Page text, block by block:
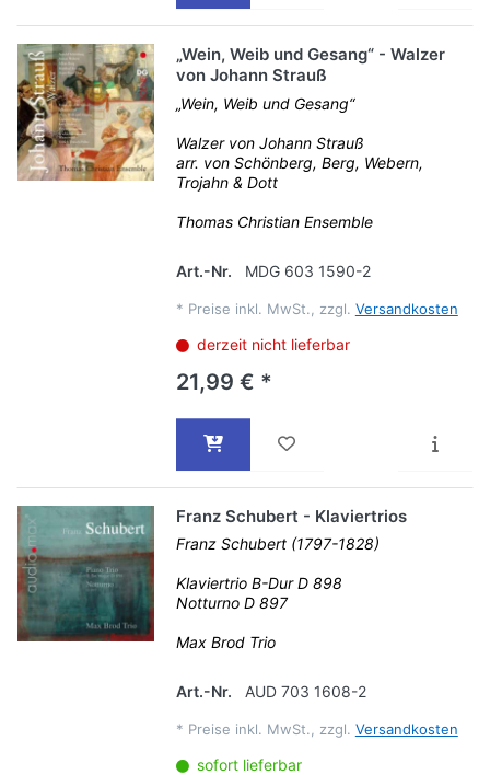
„Wein, Weib und Gesang“ - Walzer
von Johann Strauß
„Wein, Weib und Gesang“
Walzer von Johann Strauß
arr. von Schönberg, Berg, Webern,
Trojahn & Dott
Thomas Christian Ensemble
Art.-Nr. MDG 603 1590-2
* Preise inkl. MwSt., zzgl. Versandkosten
derzeit nicht lieferbar
21,99 € *
Franz Schubert - Klaviertrios
Franz Schubert (1797-1828)
Klaviertrio B-Dur D 898
Notturno D 897
Max Brod Trio
Art.-Nr. AUD 703 1608-2
* Preise inkl. MwSt., zzgl. Versandkosten
sofort lieferbar